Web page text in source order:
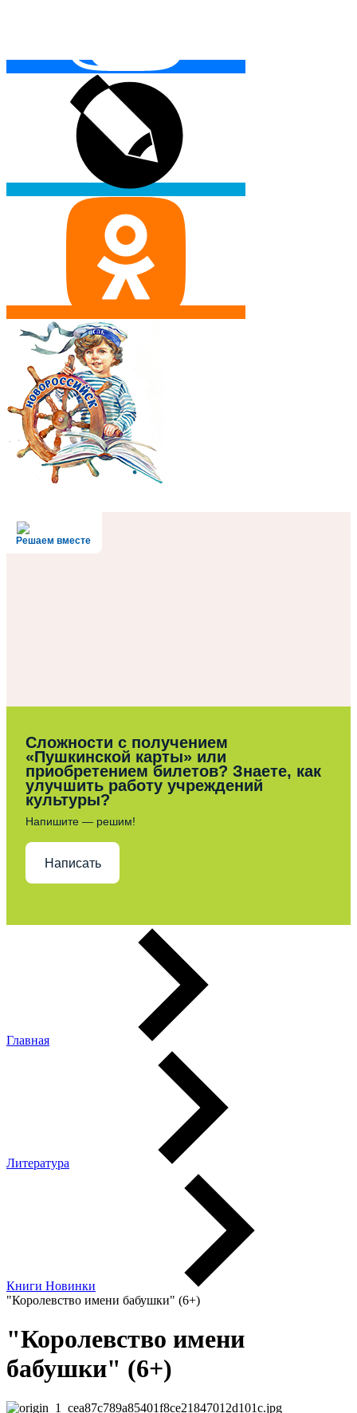
Решаем вместе
Сложности с получением
«Пушкинской карты» или
приобретением билетов? Знаете, как
улучшить работу учреждений
культуры?
Напишите — решим!
Написать
Главная
Литература
Книги Новинки
"Королевство имени бабушки" (6+)
"Королевство имени
бабушки" (6+)